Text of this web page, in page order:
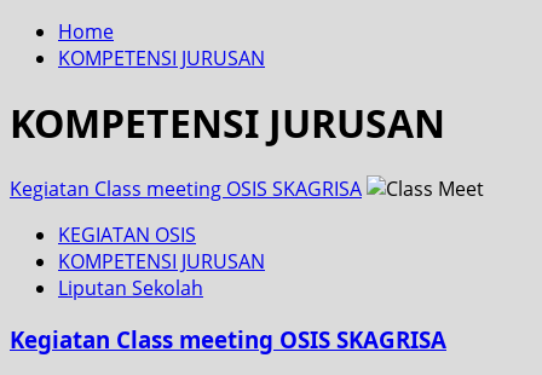
Home
KOMPETENSI JURUSAN
KOMPETENSI JURUSAN
Kegiatan Class meeting OSIS SKAGRISA
KEGIATAN OSIS
KOMPETENSI JURUSAN
Liputan Sekolah
Kegiatan Class meeting OSIS SKAGRISA